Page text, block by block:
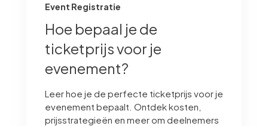
Event Registratie
Hoe bepaal je de
ticketprijs voor je
evenement?
Leer hoe je de perfecte ticketprijs voor je
evenement bepaalt. Ontdek kosten,
prijsstrategieën en meer om deelnemers